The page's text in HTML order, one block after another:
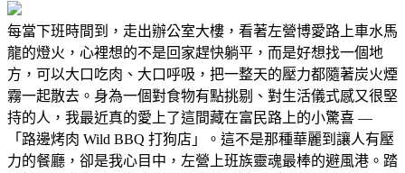
每當下班時間到，走出辦公室大樓，看著左營博愛路上車水馬
龍的燈火，心裡想的不是回家趕快躺平，而是好想找一個地
方，可以大口吃肉、大口呼吸，把一整天的壓力都隨著炭火煙
霧一起散去。身為一個對食物有點挑剔、對生活儀式感又很堅
持的人，我最近真的愛上了這間藏在富民路上的小驚喜 —
「路邊烤肉 Wild BBQ 打狗店」。這不是那種華麗到讓人有壓
力的餐廳，卻是我心目中，左營上班族靈魂最棒的避風港。踏